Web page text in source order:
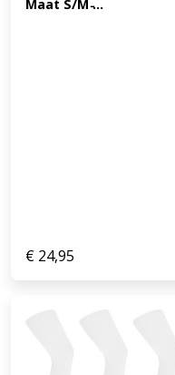
Maat S/M ̵...
€ 24,95